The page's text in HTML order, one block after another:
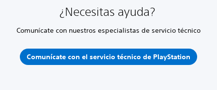
¿Necesitas ayuda?
Comunícate con nuestros especialistas de servicio técnico
Comunícate con el servicio técnico de PlayStation